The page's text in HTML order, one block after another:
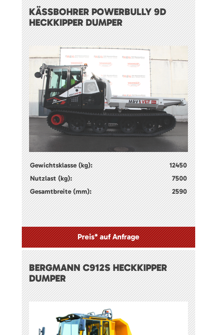
KÄSSBOHRER POWERBULLY 9D
HECKKIPPER DUMPER
Gewichtsklasse (kg):
12450
Nutzlast (kg):
7500
Gesamtbreite (mm):
2590
Preis* auf Anfrage
BERGMANN C912S HECKKIPPER
DUMPER